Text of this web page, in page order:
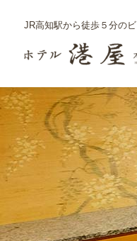
JR高知駅から徒歩５分の